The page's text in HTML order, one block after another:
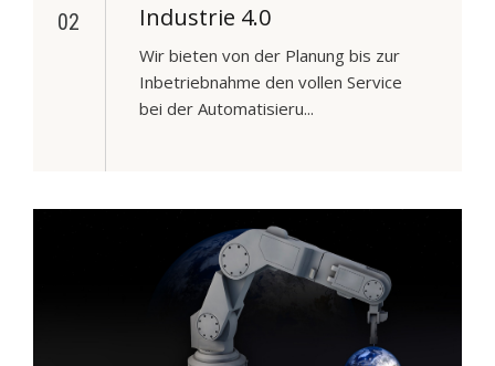
02 Industrie 4.0
Wir bieten von der Planung bis zur
Inbetriebnahme den vollen Service
bei der Automatisieru...